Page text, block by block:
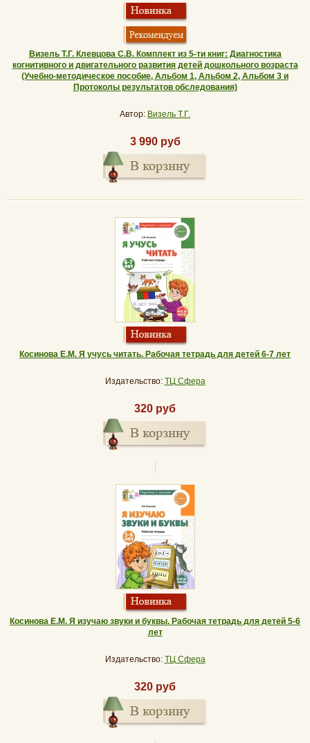
Визель Т.Г. Клевцова С.В. Комплект из 5-ти книг: Диагностика
когнитивного и двигательного развития детей дошкольного возраста
(Учебно-методическое пособие, Альбом 1, Альбом 2, Альбом 3 и
Протоколы результатов обследования)
Автор: Визель Т.Г.
3 990 руб
Косинова Е.М. Я учусь читать. Рабочая тетрадь для детей 6-7 лет
Издательство: ТЦ Сфера
320 руб
Косинова Е.М. Я изучаю звуки и буквы. Рабочая тетрадь для детей 5-6
лет
Издательство: ТЦ Сфера
320 руб